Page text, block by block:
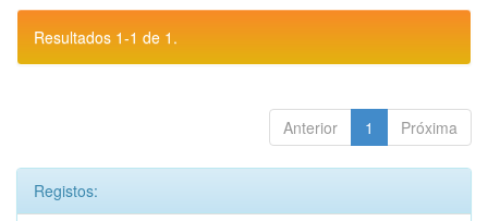
Resultados 1-1 de 1.
Anterior 1 Próxima
Registos: